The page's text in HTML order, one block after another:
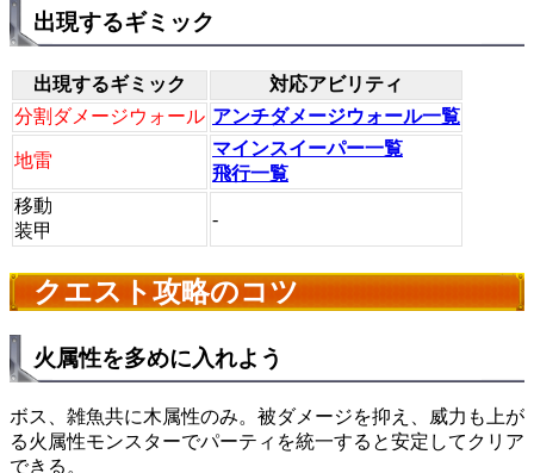
出現するギミック
出現するギミック
対応アビリティ
分割ダメージウォール アンチダメージウォール一覧
地雷
マインスイーパー一覧
飛行一覧
移動
装甲
-
クエスト攻略のコツ
火属性を多めに入れよう
ボス、雑魚共に木属性のみ。被ダメージを抑え、威力も上が
る火属性モンスターでパーティを統一すると安定してクリア
できる。